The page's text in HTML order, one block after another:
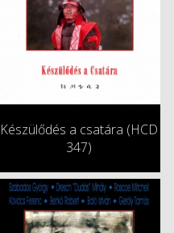
Készülődés a csatára (HCD
347)